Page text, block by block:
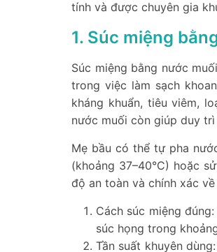
tính và được chuyên gia
1. Súc miệng
Súc miệng bằng nước
trong việc làm sạch
kháng khuẩn, tiêu viêm,
nước muối còn giúp duy
Mẹ bầu có thể tự pha
(khoảng 37–40°C) hoặc
độ an toàn và chính xác
Cách súc miệng
súc họng trong
Tần suất khuyên